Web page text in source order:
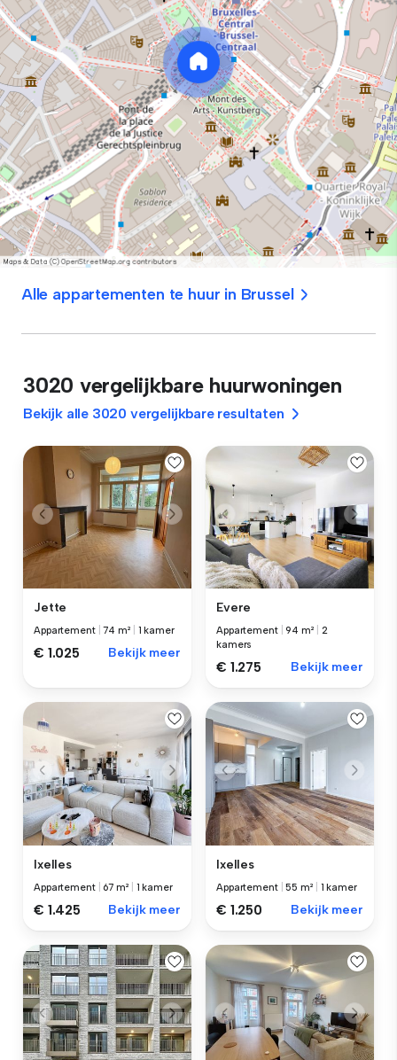
Alle appartementen te huur in Brussel
3020 vergelijkbare huurwoningen
Bekijk alle 3020 vergelijkbare resultaten
Jette
Appartement |74 m² 1 kamer
€ 1.025 Bekijk meer
Evere
Appartement |94 m²
2
kamers
€ 1.275 Bekijk meer
Ixelles
Appartement 67 m² 1 kamer
€ 1.425 Bekijk meer
Ixelles
Appartement |55 m² 1 kamer
€ 1.250 Bekijk meer